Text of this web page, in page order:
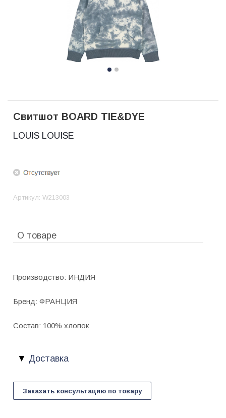
Свитшот BOARD TIE&DYE
LOUIS LOUISE
Артикул: W213003
О товаре
Производство: ИНДИЯ
Бренд: ФРАНЦИЯ
Состав: 100% хлопок
Доставка
Заказать консультацию по товару